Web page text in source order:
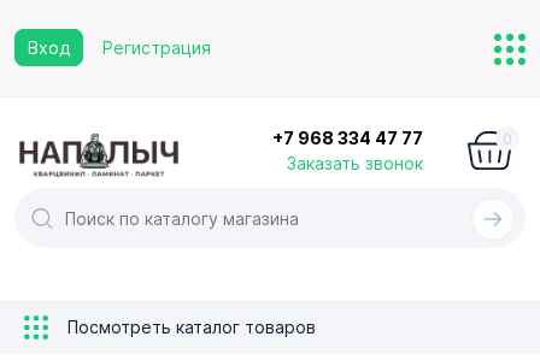
Вход Регистрация
+7 968 334 47 77
Заказать звонок
0
Посмотреть каталог товаров